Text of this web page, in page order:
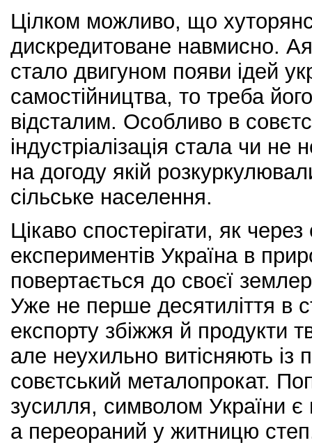
Цілком можливо, що
дискредитоване навмисно.
стало двигуном появи ідей
самостійництва, то треба
відсталим. Особливо в
індустріалізація стала чи не
на догоду якій
сільське населення.
Цікаво спостерігати, як через
експериментів Україна в
повертається до своєї
Уже не перше десятиліття в
експорту збіжжя й продукти
але неухильно витісняють із
совєтський металопрокат.
зусилля, символом України є
а переораний у житницю